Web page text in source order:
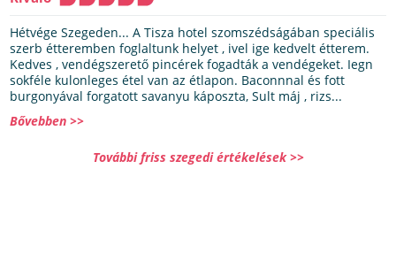
Hétvége Szegeden... A Tisza hotel szomszédságában speciális
szerb étteremben foglaltunk helyet , ivel ige kedvelt étterem.
Kedves , vendégszerető pincérek fogadták a vendégeket. Iegn
sokféle kulonleges étel van az étlapon. Baconnnal és fott
burgonyával forgatott savanyu káposzta, Sult máj , rizs...
Bővebben >>
További friss szegedi értékelések >>